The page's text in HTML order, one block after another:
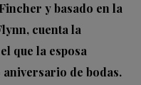
y basado en la
cuenta la
que la esposa
de bodas.